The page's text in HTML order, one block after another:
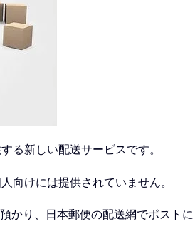
る新しい配送サービスです。
向けには提供されていません。
かり、日本郵便の配送網でポストに